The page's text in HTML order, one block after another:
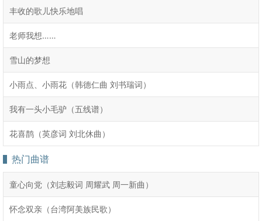
丰收的歌儿快乐地唱
老师我想……
雪山的梦想
小雨点、小雨花（韩德仁曲 刘书瑞词）
我有一头小毛驴（五线谱）
花喜鹊（英彦词 刘北休曲）
热门曲谱
童心向党（刘志毅词 周耀武 周一新曲）
怀念双亲（台湾阿美族民歌）